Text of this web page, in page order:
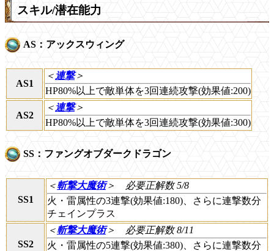
スキル/潜在能力
AS：アックスウィング
AS1
＜ 連撃＞
HP80%以上で敵単体を3回連続攻撃(効果値:200)
AS2
＜ 連撃＞
HP80%以上で敵単体を3回連続攻撃(効果値:300)
SS：ファングオブダークドラゴン
SS1
＜斬撃大魔術＞
必要正解数 5/8
火・雷属性の3連撃(効果値:180)、さらに連撃数分
チェインプラス
SS2
＜斬撃大魔術＞
必要正解数 8/11
火・雷属性の5連撃(効果値:380)、さらに連撃数分